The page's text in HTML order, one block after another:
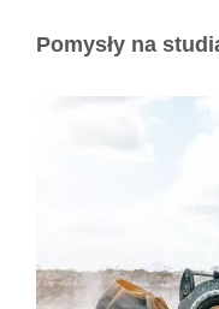
Pomysły na